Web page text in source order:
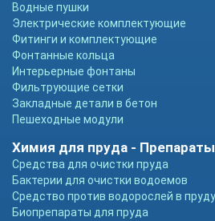
Водные пушки
Электрические комплектующие
Фитинги и комплектующие
Фонтанные кольца
Интерьерные фонтаны
Фильтрующие сетки
Закладные детали в бетон
Пешеходные модули
Химия для пруда -
Средства для очистки пруда
Бактерии для очистки водоемов
Средство против водорослей в пруду
Биопрепараты для пруда